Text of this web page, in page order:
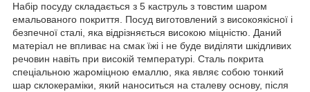
Набір посуду складається з 5 каструль з товстим шаром
емальованого покриття. Посуд виготовлений з високоякісної і
безпечної сталі, яка відрізняється високою міцністю. Даний
матеріал не впливає на смак їжі і не буде виділяти шкідливих
речовин навіть при високій температурі. Сталь покрита
спеціальною жароміцною емаллю, яка являє собою тонкий
шар склокераміки, який наноситься на сталеву основу, після